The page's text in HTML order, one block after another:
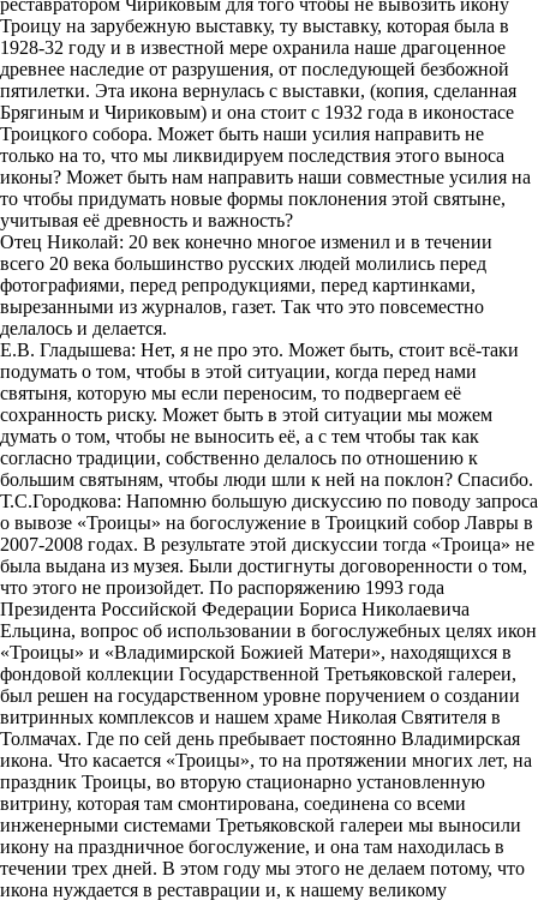
Троицу на зарубежную выставку, ту выставку, которая была в
1928-32 году и в известной мере охранила наше драгоценное
древнее наследие от разрушения, от последующей безбожной
пятилетки. Эта икона вернулась с выставки, (копия, сделанная
Брягиным и Чириковым) и она стоит с 1932 года в иконостасе
Троицкого собора. Может быть наши усилия направить не
только на то, что мы ликвидируем последствия этого выноса
иконы? Может быть нам направить наши совместные усилия на
то чтобы придумать новые формы поклонения этой святыне,
учитывая её древность и важность?
Отец Николай: 20 век конечно многое изменил и в течении
всего 20 века большинство русских людей молились перед
фотографиями, перед репродукциями, перед картинками,
вырезанными из журналов, газет. Так что это повсеместно
делалось и делается.
Е.В. Гладышева: Нет, я не про это. Может быть, стоит всё-таки
подумать о том, чтобы в этой ситуации, когда перед нами
святыня, которую мы если переносим, то подвергаем её
сохранность риску. Может быть в этой ситуации мы можем
думать о том, чтобы не выносить её, а с тем чтобы так как
согласно традиции, собственно делалось по отношению к
большим святыням, чтобы люди шли к ней на поклон? Спасибо.
Т.С.Городкова: Напомню большую дискуссию по поводу запроса
о вывозе «Троицы» на богослужение в Троицкий собор Лавры в
2007-2008 годах. В результате этой дискуссии тогда «Троица» не
была выдана из музея. Были достигнуты договоренности о том,
что этого не произойдет. По распоряжению 1993 года
Президента Российской Федерации Бориса Николаевича
Ельцина, вопрос об использовании в богослужебных целях икон
«Троицы» и «Владимирской Божией Матери», находящихся в
фондовой коллекции Государственной Третьяковской галереи,
был решен на государственном уровне поручением о создании
витринных комплексов и нашем храме Николая Святителя в
Толмачах. Где по сей день пребывает постоянно Владимирская
икона. Что касается «Троицы», то на протяжении многих лет, на
праздник Троицы, во вторую стационарно установленную
витрину, которая там смонтирована, соединена со всеми
инженерными системами Третьяковской галереи мы выносили
икону на праздничное богослужение, и она там находилась в
течении трех дней. В этом году мы этого не делаем потому, что
икона нуждается в реставрации и, к нашему великому